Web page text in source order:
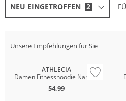
NEU EINGETROFFEN 2
Unsere Empfehlungen für Sie
Preis & Wert
ATHLECIA
Damen Fitnesshoodie Namier
54,99